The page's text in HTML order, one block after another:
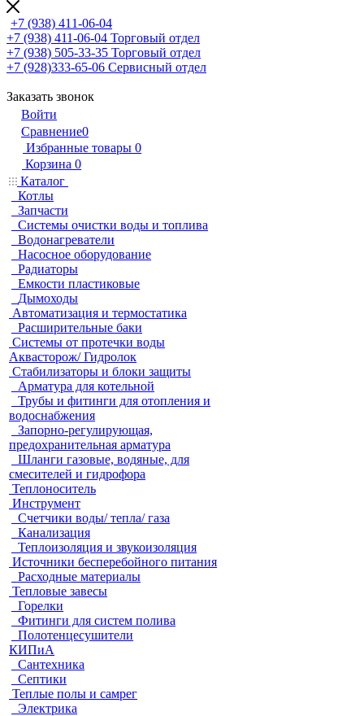
+7 (938) 411-06-04
+7 (938) 411-06-04 Торговый отдел
+7 (938) 505-33-35 Торговый отдел
+7 (928)333-65-06 Сервисный отдел
Заказать звонок
Войти
Сравнение0
Избранные товары 0
Корзина 0
Каталог
Котлы
Запчасти
Системы очистки воды и топлива
Водонагреватели
Насосное оборудование
Радиаторы
Емкости пластиковые
Дымоходы
Автоматизация и термостатика
Расширительные баки
Системы от протечки воды
Аквасторож/ Гидролок
Стабилизаторы и блоки защиты
Арматура для котельной
Трубы и фитинги для отопления и
водоснабжения
Запорно-регулирующая,
предохранительная арматура
Шланги газовые, водяные, для
смесителей и гидрофора
Теплоноситель
Инструмент
Счетчики воды/ тепла/ газа
Канализация
Теплоизоляция и звукоизоляция
Источники бесперебойного питания
Расходные материалы
Тепловые завесы
Горелки
Фитинги для систем полива
Полотенцесушители
КИПиА
Сантехника
Септики
Теплые полы и самрег
Электрика